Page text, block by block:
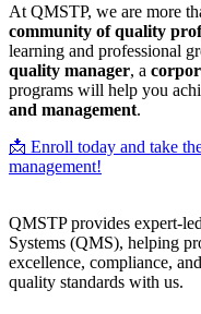
At QMSTP, we are more
community of quality
learning and professional
quality manager, a
programs will help you
and management.
📩 Enroll today and take
management!
QMSTP provides expert-
Systems (QMS), helping
excellence, compliance,
quality standards with us.